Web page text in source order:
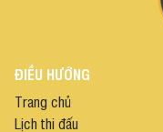
ĐIỀU HƯỚNG
Trang chủ
Lịch thi đấu